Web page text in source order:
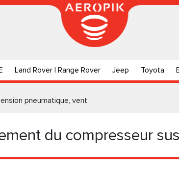
Land Rover | Range Rover Jeep Toyota
pneumatique, vent
du compresseur